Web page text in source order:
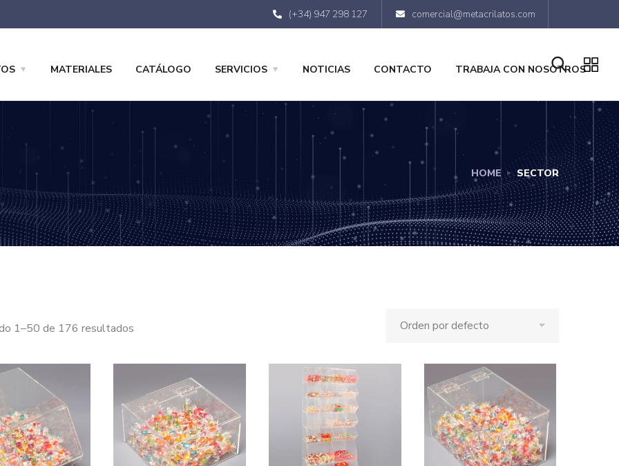
(+34) 947 298 127 comercial@metacrilatos.com
MATERIALES CATÁLOGO SERVICIOS NOTICIAS CONTACTO TRABAJA CON NOSOTROS
HOME SECTOR
1–50 de 176 resultados